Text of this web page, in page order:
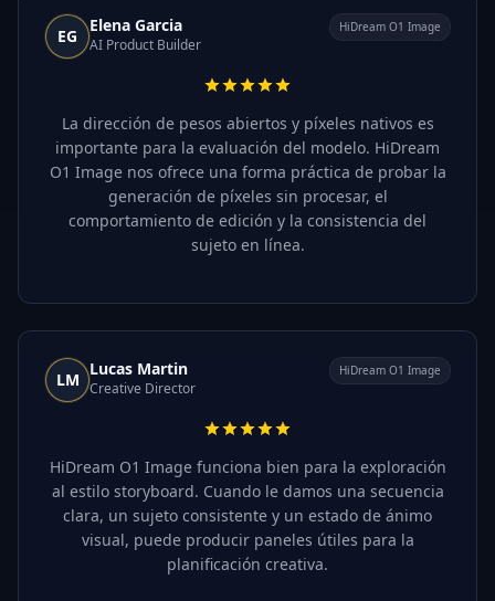
EG
Elena Garcia
AI Product Builder
HiDream O1 Image
La dirección de pesos abiertos y píxeles nativos es
importante para la evaluación del modelo. HiDream
O1 Image nos ofrece una forma práctica de probar la
generación de píxeles sin procesar, el
comportamiento de edición y la consistencia del
sujeto en línea.
LM
Lucas Martin
Creative Director
HiDream O1 Image
HiDream O1 Image funciona bien para la exploración
al estilo storyboard. Cuando le damos una secuencia
clara, un sujeto consistente y un estado de ánimo
visual, puede producir paneles útiles para la
planificación creativa.